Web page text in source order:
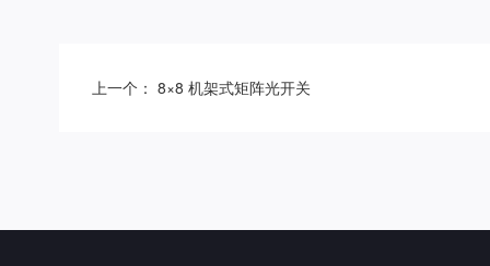
上一个： 8×8 机架式矩阵光开关